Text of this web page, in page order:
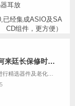
耳放
已经集成ASIO及SA
CD组件，更方便）
乾龙盛音频产品如何来廷长保修时间呢